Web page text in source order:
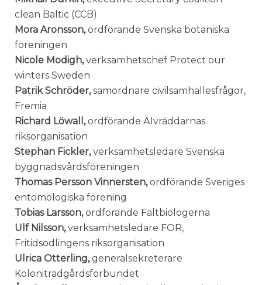
clean Baltic (CCB)
Mora Aronsson,ordförande Svenska botaniska
föreningen
Nicole Modigh,verksamhetschef Protect our
winters Sweden
Patrik Schröder,samordnare civilsamhällesfrågor,
Fremia
Richard Löwall,ordförande Älvräddarnas
riksorganisation
Stephan Fickler,verksamhetsledare Svenska
byggnadsvårdsföreningen
Thomas Persson Vinnersten,ordförande Sveriges
entomologiska förening
Tobias Larsson,ordförande Fältbiologerna
Ulf Nilsson,verksamhetsledare FOR,
Fritidsodlingens riksorganisation
Ulrica Otterling,generalsekreterare
Koloniträdgårdsförbundet